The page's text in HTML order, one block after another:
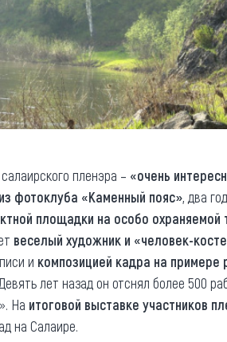
пленэра – «очень
фотоклуба «Каменный пояс», два
площадки на особо охраняемой
веселый художник и «человек-
и композицией кадра на примере
лет назад он отснял более 500
На итоговой выставке участников
на Салаире.